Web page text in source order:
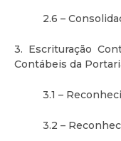
2.6 –
3. Escrituração
Contábeis da
3.1 –
3.2 –